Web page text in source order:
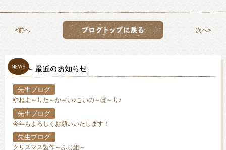
前へ 次へ
先生ブログ
やねよ～りた～か～い♪こいの～ぼ～り♪
先生ブログ
今年もよろしくお願いいたします！
先生ブログ
クリスマス製作～ふじ組～